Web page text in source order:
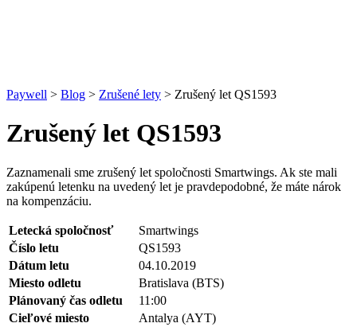
Paywell > Blog > Zrušené lety > Zrušený let QS1593
Zrušený let QS1593
Zaznamenali sme zrušený let spoločnosti Smartwings. Ak ste mali
zakúpenú letenku na uvedený let je pravdepodobné, že máte nárok
na kompenzáciu.
Letecká spoločnosť
Smartwings
Číslo letu
QS1593
Dátum letu
04.10.2019
Miesto odletu
Bratislava (BTS)
Plánovaný čas odletu
11:00
Cieľové miesto
Antalya (AYT)